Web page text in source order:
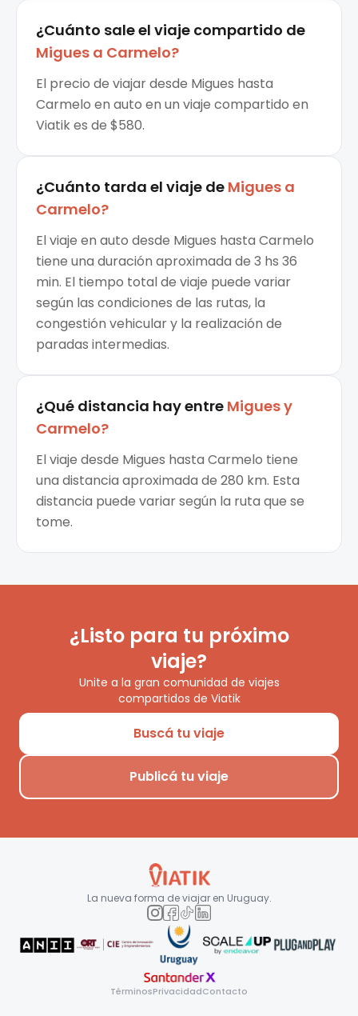
¿Cuánto sale el viaje compartido de
Migues a Carmelo?
El precio de viajar desde Migues hasta
Carmelo en auto en un viaje compartido en
Viatik es de $580.
¿Cuánto tarda el viaje de Migues a
Carmelo?
El viaje en auto desde Migues hasta Carmelo
tiene una duración aproximada de 3 hs 36
min. El tiempo total de viaje puede variar
según las condiciones de las rutas, la
congestión vehicular y la realización de
paradas intermedias.
¿Qué distancia hay entre Miguesy
Carmelo?
El viaje desde Migues hasta Carmelo tiene
una distancia aproximada de 280 km. Esta
distancia puede variar según la ruta que se
tome.
¿Listo para tu próximo
viaje?
Unite a la gran comunidad de viajes
compartidos de Viatik
Buscá tu viaje
Publicá tu viaje
La nueva forma de viajar en Uruguay.
TérminosPrivacidadContacto